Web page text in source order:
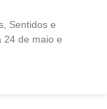
Sentidos e
24 de maio e